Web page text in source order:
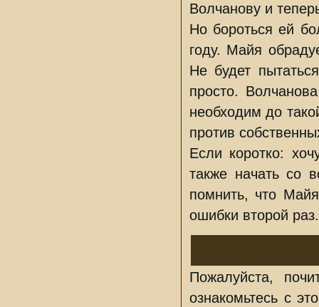
Волчанову и
Но бороться ей
году. Майя
Не будет
просто.
необходим до
против
Если коротко:
также начать со
помнить, что
ошибки второй раз.
Пожалуйста,
ознакомьтесь с